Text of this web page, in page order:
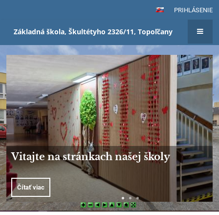
PRIHLÁSENIE
Základná škola, Škultétyho 2326/11, Topoľčany
Domov
Vitajte na stránkach našej školy
Čítať viac